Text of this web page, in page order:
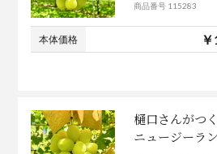
商品番号 115283
本体価格
樋口さんがつ
ニュージーラ